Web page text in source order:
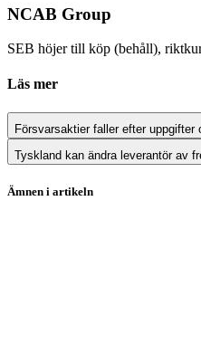
NCAB Group
SEB höjer till köp (behåll),
Läs mer
Försvarsaktier faller efter
Tyskland kan ändra leverantör av
Ämnen i artikeln